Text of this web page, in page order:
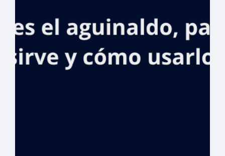
acceder a
préstamos
preferenciales